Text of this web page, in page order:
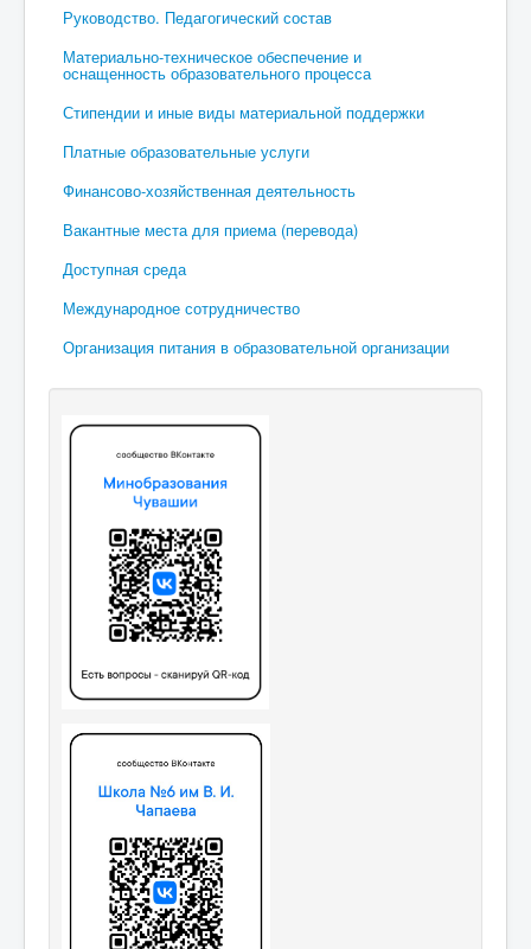
Руководство. Педагогический состав
Материально-техническое обеспечение и
оснащенность образовательного процесса
Стипендии и иные виды материальной поддержки
Платные образовательные услуги
Финансово-хозяйственная деятельность
Вакантные места для приема (перевода)
Доступная среда
Международное сотрудничество
Организация питания в образовательной организации